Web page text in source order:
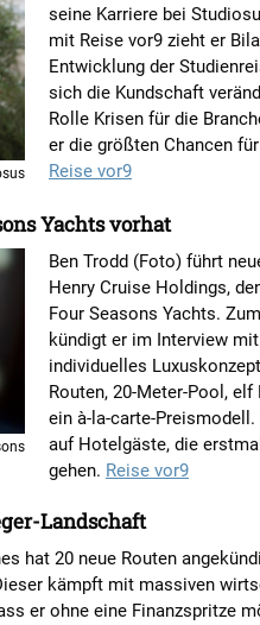
seine Karriere bei
mit Reise vor9 zieht er
Entwicklung der
sich die Kundschaft
Rolle Krisen für die
er die größten Chancen
Reise vor9
Yachts vorhat
Ben Trodd (Foto) führt
Henry Cruise Holdings,
Four Seasons Yachts.
kündigt er im Interview
individuelles
Routen, 20-Meter-Pool, elf
ein à-la-carte-
auf Hotelgäste, die
gehen. Reise vor9
Landschaft
hat 20 neue Routen
kämpft mit massiven
er ohne eine Finanzspritze